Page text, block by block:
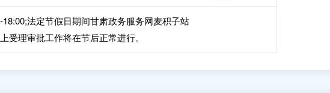
法定节假日期间甘肃政务服务网麦积子站
受理审批工作将在节后正常进行。